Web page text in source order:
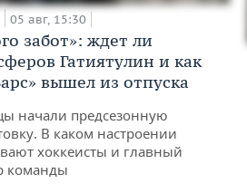
05 авг, 15:30
забот»: ждет ли
Гатиятулин и как
вышел из отпуска
начали предсезонную
В каком настроении
хоккеисты и главный
команды